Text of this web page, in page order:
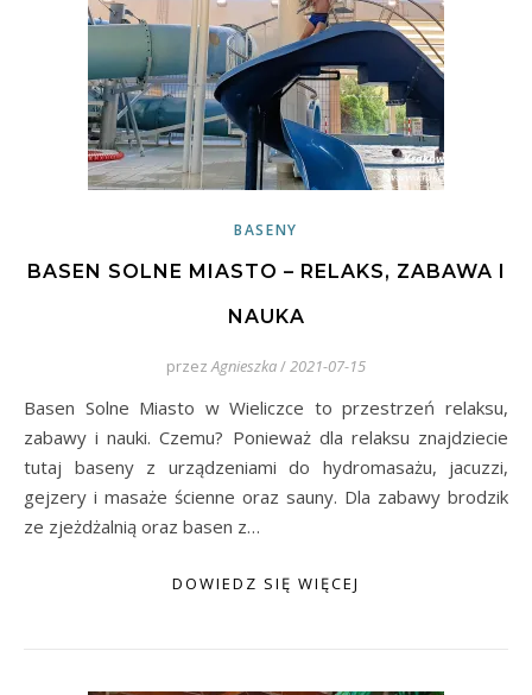
BASENY
BASEN SOLNE MIASTO – RELAKS, ZABAWA I
NAUKA
przez Agnieszka/2021-07-15
Basen Solne Miasto w Wieliczce to przestrzeń relaksu,
zabawy i nauki. Czemu? Ponieważ dla relaksu znajdziecie
tutaj baseny z urządzeniami do hydromasażu, jacuzzi,
gejzery i masaże ścienne oraz sauny. Dla zabawy brodzik
ze zjeżdżalnią oraz basen z…
DOWIEDZ SIĘ WIĘCEJ